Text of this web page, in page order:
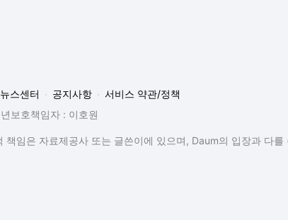
스센터 공지사항
서비스 약관/정책
보호책임자 : 이호원
책임은 자료제공사 또는 글쓴이에 있으며, Daum의 입장과 다를